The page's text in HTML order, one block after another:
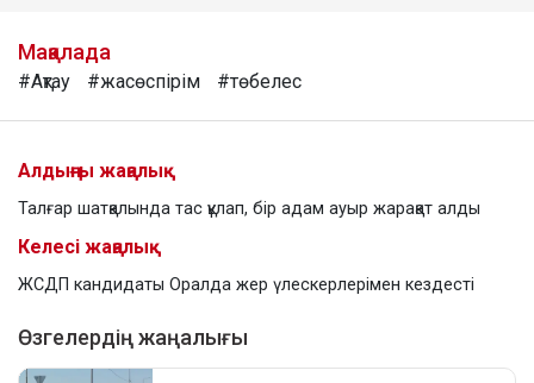
Мақалада
#Ақтау #жасөспірім #төбелес
Алдыңғы жаңалық
Талғар шатқалында тас құлап, бір адам ауыр жарақат алды
Келесі жаңалық
ЖСДП кандидаты Оралда жер үлескерлерімен кездесті